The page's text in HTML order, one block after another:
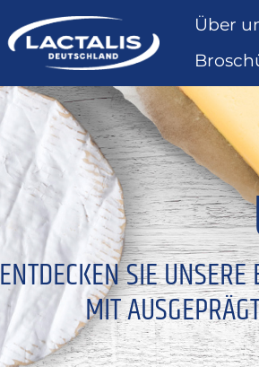
Über
ENTDECKEN SIE
MIT